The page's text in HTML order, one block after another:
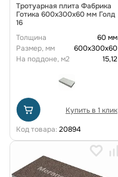
Тротуарная плита Фабрика
Готика 600х300х60 мм Голд
16
Толщина
60 мм
Размер, мм
600х300х60
На поддоне, м2
15,12
Купить в 1 клик
Код товара: 20894